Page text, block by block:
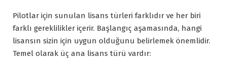
Pilotlar için sunulan lisans türleri farklıdır ve her biri
farklı gereklilikler içerir. Başlangıç aşamasında, hangi
lisansın sizin için uygun olduğunu belirlemek önemlidir.
Temel olarak üç ana lisans türü vardır: